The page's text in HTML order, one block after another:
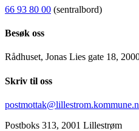
66 93 80 00 (sentralbord)
Besøk oss
Rådhuset, Jonas Lies gate 18,
Skriv til oss
Postboks 313, 2001 Lillestrøm